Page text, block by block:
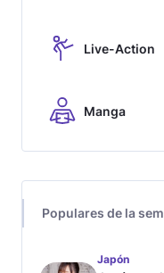
Live-Action
Manga
Populares de la
Japón